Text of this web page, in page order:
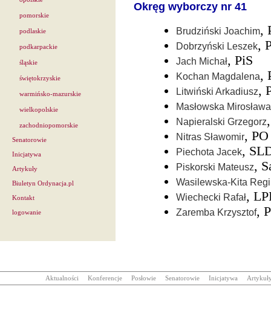
pomorskie
podlaskie
podkarpackie
śląskie
świętokrzyskie
warmińsko-mazurskie
wielkopolskie
zachodniopomorskie
Senatorowie
Inicjatywa
Artykuły
Biuletyn Ordynacja.pl
Kontakt
logowanie
Okręg wyborczy nr 41
Brudziński Joachim,
Dobrzyński Leszek,
Jach Michał, PiS
Kochan Magdalena,
Litwiński Arkadiusz,
Masłowska Mirosława
Napieralski Grzegorz
Nitras Sławomir, PO
Piechota Jacek,
Piskorski Mateusz,
Wasilewska-Kita
Wiechecki Rafał,
Zaremba Krzysztof,
Aktualności Konferencje Posłowie Senatorowie Inicjatywa